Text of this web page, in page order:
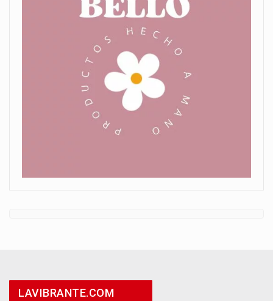
LAVIBRANTE.COM